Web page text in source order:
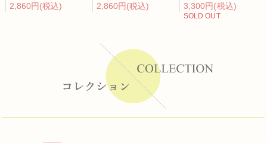
2,860円(税込)
2,860円(税込)
3,300円(税込)
SOLD OUT